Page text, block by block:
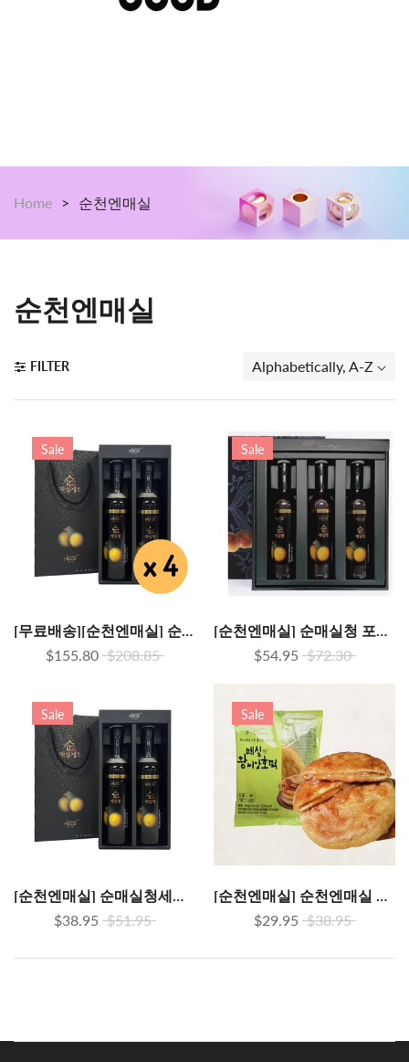
Home 순천엔매실
Collection:
순천엔매실
FILTER Alphabetically, A-Z
Sale
[무료배송][순천엔매실] 순매실청세트 (500ml x 2) x 4박스
$155.80 $208.85
Sale
[순천엔매실] 순매실청 포코테라 선물세트 1호(500ml x 3병)
$54.95 $72.30
Sale
[순천엔매실] 순매실청세트 (500ml x 2)
$38.95 $51.95
Sale
[순천엔매실] 순천엔매실 매실씨앗호떡 1kg (100g x 10개입) -완제품 (개별포장)
$29.95 $38.95